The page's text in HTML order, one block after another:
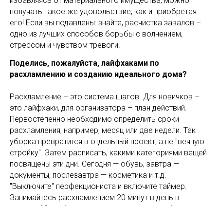
получать такое же удовольствие, как и приобретая
его! Если вы подавлены: знайте, расчистка завалов –
одно из лучших способов борьбы с волнением,
стрессом и чувством тревоги.
Поделись, пожалуйста, лайфхаками по
расхламлению и созданию идеального дома?
Расхламление – это система шагов. Для новичков –
это лайфхаки, для организатора – план действий.
Первостепенно необходимо определить сроки
расхламления, например, месяц или две недели. Так
уборка превратится в отдельный проект, а не "вечную
стройку". Затем расписать, какими категориями вещей
посвящены эти дни. Сегодня — обувь, завтра —
документы, послезавтра — косметика и т.д.
"Выключите" перфекциониста и включите таймер.
Занимайтесь расхламлением 20 минут в день в